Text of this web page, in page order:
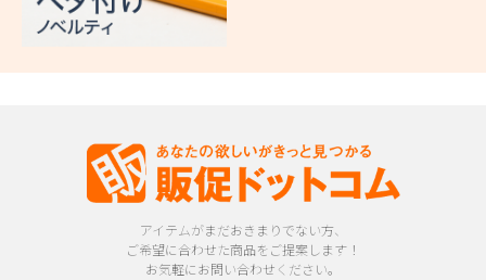
アイテムがまだおきまりでない方、
ご希望に合わせた商品をご提案します！
お気軽にお問い合わせください。